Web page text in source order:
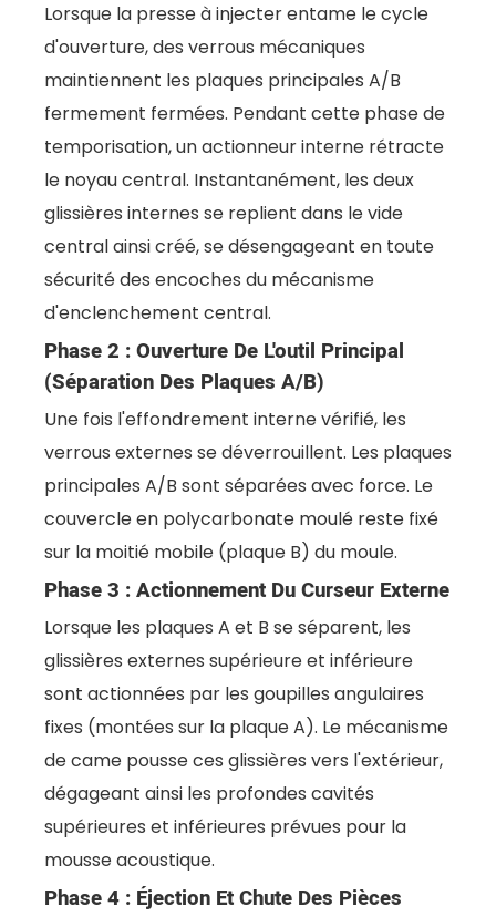
Lorsque la presse à injecter entame le cycle
d'ouverture, des verrous mécaniques
maintiennent les plaques principales A/B
fermement fermées. Pendant cette phase de
temporisation, un actionneur interne rétracte
le noyau central. Instantanément, les deux
glissières internes se replient dans le vide
central ainsi créé, se désengageant en toute
sécurité des encoches du mécanisme
d'enclenchement central.
Phase 2 : Ouverture De L'outil Principal
(Séparation Des Plaques A/B)
Une fois l'effondrement interne vérifié, les
verrous externes se déverrouillent. Les plaques
principales A/B sont séparées avec force. Le
couvercle en polycarbonate moulé reste fixé
sur la moitié mobile (plaque B) du moule.
Phase 3 : Actionnement Du Curseur Externe
Lorsque les plaques A et B se séparent, les
glissières externes supérieure et inférieure
sont actionnées par les goupilles angulaires
fixes (montées sur la plaque A). Le mécanisme
de came pousse ces glissières vers l'extérieur,
dégageant ainsi les profondes cavités
supérieures et inférieures prévues pour la
mousse acoustique.
Phase 4 : Éjection Et Chute Des Pièces